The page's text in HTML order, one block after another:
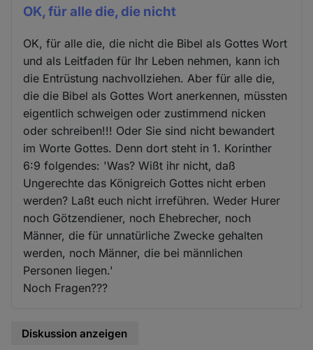
OK, für alle die, die nicht
OK, für alle die, die nicht die Bibel als Gottes Wort
und als Leitfaden für Ihr Leben nehmen, kann ich
die Entrüstung nachvollziehen. Aber für alle die,
die die Bibel als Gottes Wort anerkennen, müssten
eigentlich schweigen oder zustimmend nicken
oder schreiben!!! Oder Sie sind nicht bewandert
im Worte Gottes. Denn dort steht in 1. Korinther
6:9 folgendes: 'Was? Wißt ihr nicht, daß
Ungerechte das Königreich Gottes nicht erben
werden? Laßt euch nicht irreführen. Weder Hurer
noch Götzendiener, noch Ehebrecher, noch
Männer, die für unnatürliche Zwecke gehalten
werden, noch Männer, die bei männlichen
Personen liegen.'
Noch Fragen???
Diskussion anzeigen